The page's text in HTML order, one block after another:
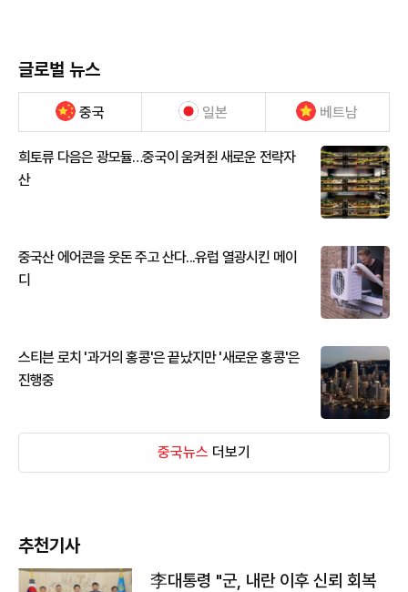
글로벌 뉴스
중국 일본 베트남
희토류 다음은 광모듈…중국이 움켜쥔 새로운 전략자
산
중국산 에어콘을 웃돈 주고 산다...유럽 열광시킨 메이
디
스티븐 로치 '과거의 홍콩'은 끝났지만 '새로운 홍콩'은
진행중
중국뉴스 더보기
추천기사
李대통령 "군, 내란 이후 신뢰 회복